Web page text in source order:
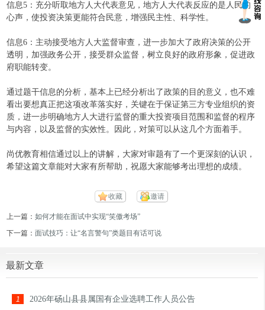
信息5：充分听取地方人大代表意见，地方人大代表反应的是人民的
心声，使投资决策更能符合民意，增强民主性、科学性。
信息6：主动接受地方人大监督审查，进一步加大了政府决策的公开
透明，加强政务公开，接受群众监督，树立良好的政府形象，促进政
府职能转变。
通过题干信息的分析，基本上已经分析出了政策的目的意义，也不难
看出要想真正把这项改革落实好，关键在于保证第三方专业组织的资
质，进一步明确地方人大进行监督的重大投资项目范围和监督的程序
与内容，以及监督的实效性。因此，对策可以从这几个方面着手。
尚优教育相信通过以上的讲解，大家对审题有了一个更深刻的认识，
希望这篇文章能对大家有所帮助，祝愿大家能够考出理想的成绩。
收藏 邀请
上一篇：如何才能在面试中实现“笑傲考场”
下一篇：面试技巧：让“名言警句”类题目有话可说
最新文章
1 2026年砀山县县属国有企业选聘工作人员公告